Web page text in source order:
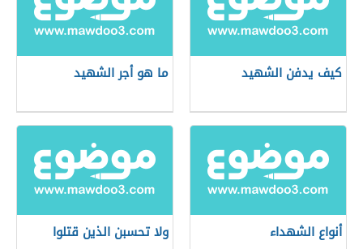
كيف يدفن الشهيد ما هو أجر الشهيد
أنواع الشهداء ولا تحسبن الذين قتلوا